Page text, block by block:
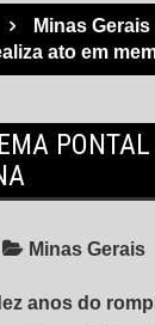
Minas Gerais
ato em
Minas Gerais
anos do